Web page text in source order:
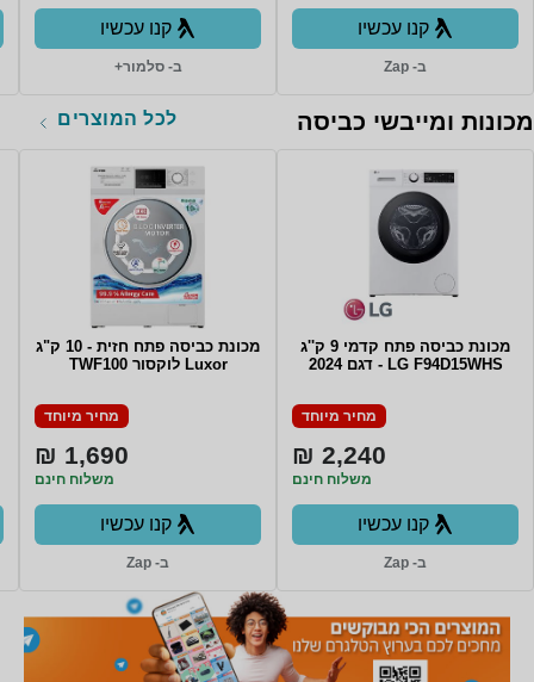
קנו עכשיו
ב- Zap
קנו עכשיו
ב- סלמור+
מכונות ומייבשי כביסה לכל המוצרים
מכונת כביסה פתח קדמי 9 ק''ג
LG F94D15WHS - דגם 2024
מחיר מיוחד
2,240 ₪
משלוח חינם
קנו עכשיו
ב- Zap
מכונת כביסה פתח חזית - 10 ק"ג
Luxor לוקסור TWF100
מחיר מיוחד
1,690 ₪
משלוח חינם
קנו עכשיו
ב- Zap